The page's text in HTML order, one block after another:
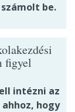
be.
figyel
intézni az
hogy